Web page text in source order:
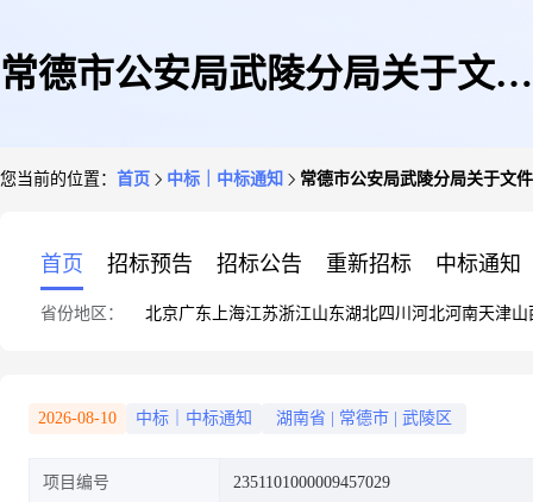
常德市公安局武陵分局关于文件
您当前的位置： 首页 中标｜中标通知 常德市公安局武陵分局关于文
首页 招标预告 招标公告 重新招标 中标通知
省份地区： 北京广东 上海江苏浙江山东湖北四川 河北河南天津山
2026-08-10 中标｜中标通知 湖南省 常德市 武陵区
项目编号 2351101000009457029